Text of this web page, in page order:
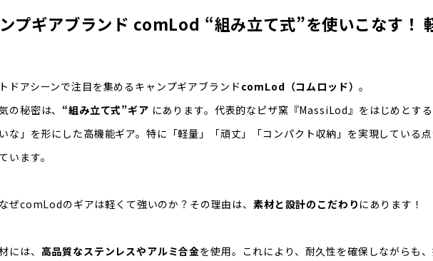
プギアブランド comLod “組み立て式”を使いこなす！
ドアシーンで注目を集めるキャンプギアブランドcomLod（コムロッド）。
の秘密は、 “組み立て式”ギア にあります。代表的なピザ窯『MassiLod』をはじめとす
な」を形にした高機能ギア。特に「軽量」「頑丈」「コンパクト収納」を実現している
います。
ぜcomLodのギアは軽くて強いのか？その理由は、素材と設計のこだわり にあります！
には、 高品質なステンレスやアルミ合金を使用。これにより、耐久性を確保しながらも